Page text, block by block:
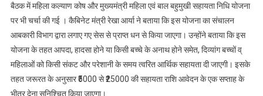
बैठक में महिला कल्याण कोष और मुख्यमंत्री महिला एवं बाल बहुमुखी सहायता निधि योजना
पर भी चर्चा की गई । कैबिनेट मंत्री रेखा आर्या ने बताया कि इस योजना का संचालन
आबकारी विभाग द्वारा लगाए गए सेस से प्राप्त धन से किया जाएगा। उन्होंने बताया कि इस
योजना के तहत आपदा, हादसा होने या किसी बच्चे के अनाथ होने समेत, दिव्यांग बच्चों व्
महिलाओं को किसी संकट और परेशानी के समय त्वरित आर्थिक सहायता दी जाएगी। इसके
तहत जरूरत के अनुसार ₹5000 से ₹25000 की सहायता राशि आवेदन के एक सप्ताह के
भीतर देना सुनिश्चित किया जाएगा।